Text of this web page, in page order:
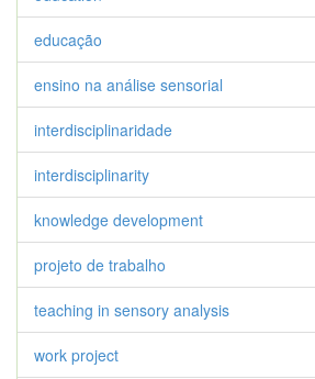
educação
ensino na análise sensorial
interdisciplinaridade
interdisciplinarity
knowledge development
projeto de trabalho
teaching in sensory analysis
work project